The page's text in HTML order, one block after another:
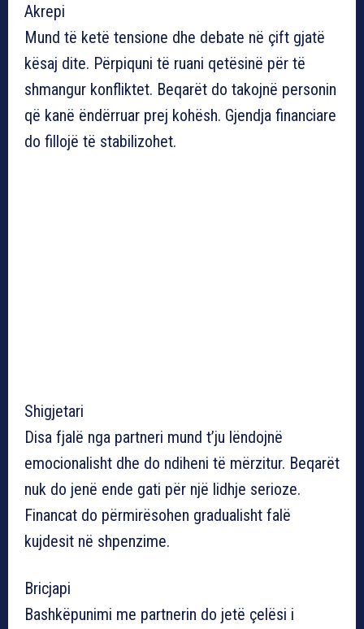
Akrepi
Mund të ketë tensione dhe debate në çift gjatë
kësaj dite. Përpiquni të ruani qetësinë për të
shmangur konfliktet. Beqarët do takojnë personin
që kanë ëndërruar prej kohësh. Gjendja financiare
do fillojë të stabilizohet.
Shigjetari
Disa fjalë nga partneri mund t’ju lëndojnë
emocionalisht dhe do ndiheni të mërzitur. Beqarët
nuk do jenë ende gati për një lidhje serioze.
Financat do përmirësohen gradualisht falë
kujdesit në shpenzime.
Bricjapi
Bashkëpunimi me partnerin do jetë çelësi i